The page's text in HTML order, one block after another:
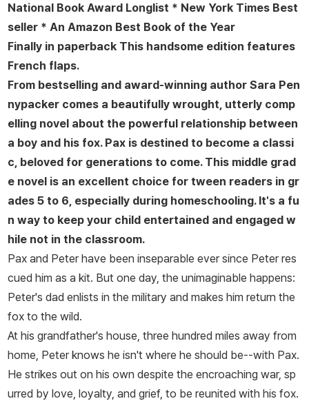
상, 보스턴 글로브 혼북상 등 유수의 상을 받았다. 이 중 <모양> 3부
작 시리즈는 애플tv+의 애니메이션으로 제작될 만큼 큰 인기를 끌었
다. 쓰고 그린 첫 그림책 《내 모자 어디 갔을까?》로 2011 뉴욕타임스
가 선정한 ‘올해의 그림책 TOP 10’에 선정되었고, 후속작 《이건 내
모자가 아니야》로 칼데콧상, 케이트 그린어웨이상을 받았다. 그 외 작
품으로 《모자를 보았어》, 《하늘에서 돌이 쿵!》, 《오틸라와 해골》 등
이 있고, 2025년에 첫 아기 그림책 보드북 《너의 섬》, 《너의 농장》,
《너의 숲》을 출간했다. 2026 아스트리드 린드그렌상 수상자로 선정
되었다.
National Book Award Longlist * New York Times Best
seller * An Amazon Best Book of the Year
Finally in paperback This handsome edition features
French flaps.
From bestselling and award-winning author Sara Pen
nypacker comes a beautifully wrought, utterly comp
elling novel about the powerful relationship between
a boy and his fox. Pax is destined to become a classi
c, beloved for generations to come. This middle grad
e novel is an excellent choice for tween readers in gr
ades 5 to 6, especially during homeschooling. It's a fu
n way to keep your child entertained and engaged w
hile not in the classroom.
Pax and Peter have been inseparable ever since Peter res
cued him as a kit. But one day, the unimaginable happens:
Peter's dad enlists in the military and makes him return the
fox to the wild.
At his grandfather's house, three hundred miles away from
home, Peter knows he isn't where he should be--with Pax.
He strikes out on his own despite the encroaching war, sp
urred by love, loyalty, and grief, to be reunited with his fox.